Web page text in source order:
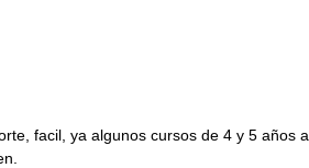
facil, ya algunos cursos de 4 y 5 años a